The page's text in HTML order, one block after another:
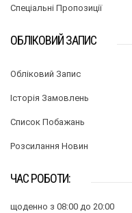
Спеціальні Пропозиції
ОБЛІКОВИЙ ЗАПИС
Обліковий Запис
Історія Замовлень
Список Побажань
Розсилання Новин
ЧАС РОБОТИ:
щоденно з 08:00 до 20:00